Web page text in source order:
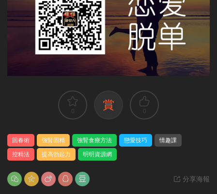
0 賞 0
回春術 強腎固精 強腎食療方法 戀愛技巧
情趣課
控精法
提高勃起力 明明資源網
分享海報